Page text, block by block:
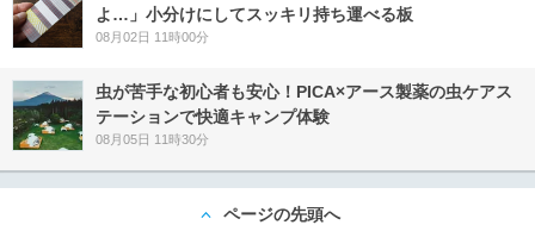
よ…」小分けにしてスッキリ持ち運べる板
08月02日 11時00分
虫が苦手な初心者も安心！PICA×アース製薬の虫ケアス
テーションで快適キャンプ体験
08月05日 11時30分
ページの先頭へ